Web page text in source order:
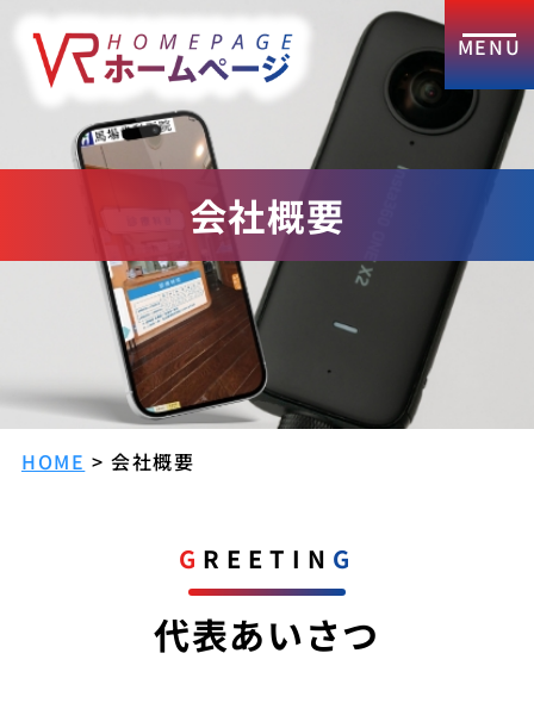
会社概要
HOME >会社概要
GREETIN G
代表あいさつ